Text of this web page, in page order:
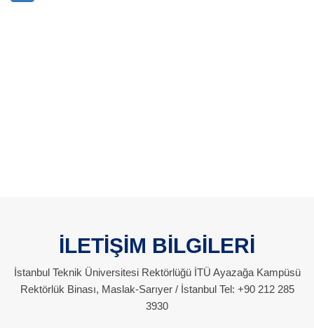
İLETİŞİM BİLGİLERİ
İstanbul Teknik Üniversitesi Rektörlüğü İTÜ Ayazağa Kampüsü
Rektörlük Binası, Maslak-Sarıyer / İstanbul Tel: +90 212 285
3930